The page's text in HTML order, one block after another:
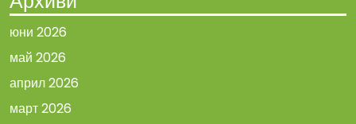
юни 2026
май 2026
април 2026
март 2026